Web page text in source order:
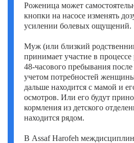
Роженица может
кнопки на насосе изменять
усилении болевых ощущений.
Муж (или близкий
принимает участие в
48-часового пребывания
учетом потребностей
дальше находится с мамой и
осмотров. Или его будут
кормления из детского
находится рядом.
В Assaf Harofeh